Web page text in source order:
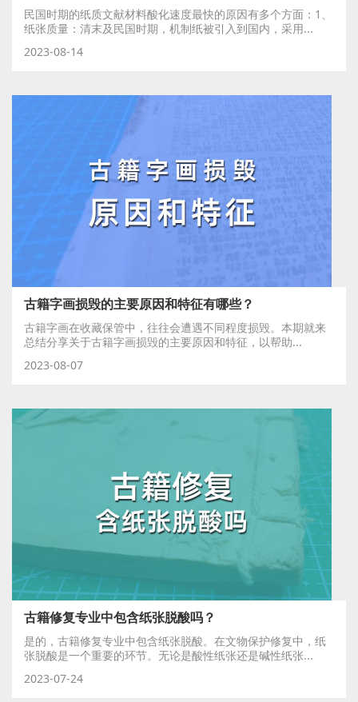
民国时期的纸质文献材料酸化速度最快的原因有多个方面：1、
纸张质量：清末及民国时期，机制纸被引入到国内，采用...
2023-08-14
古籍字画损毁的主要原因和特征有哪些？
古籍字画在收藏保管中，往往会遭遇不同程度损毁。本期就来
总结分享关于古籍字画损毁的主要原因和特征，以帮助...
2023-08-07
古籍修复专业中包含纸张脱酸吗？
是的，古籍修复专业中包含纸张脱酸。在文物保护修复中，纸
张脱酸是一个重要的环节。无论是酸性纸张还是碱性纸张...
2023-07-24